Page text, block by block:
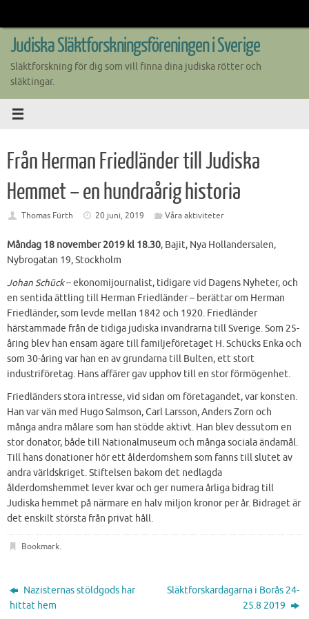
content
Judiska Släktforskningsföreningen i Sverige
Släktforskning för dig som vill finna dina judiska rötter och
släktingar.
Från Herman Friedländer till Judiska
Hemmet – en hundraårig historia
Thomas Fürth 20 juni, 2019 Våra aktiviteter
Måndag 18 november 2019 kl 18.30, Bajit, Nya Hollandersalen,
Nybrogatan 19, Stockholm
Johan Schück– ekonomijournalist, tidigare vid Dagens Nyheter, och
en sentida ättling till Herman Friedländer – berättar om Herman
Friedländer, som levde mellan 1842 och 1920. Friedländer
härstammade från de tidiga judiska invandrarna till Sverige. Som 25-
åring blev han ensam ägare till familjeföretaget H. Schücks Enka och
som 30-åring var han en av grundarna till Bulten, ett stort
industriföretag. Hans affärer gav upphov till en stor förmögenhet.
Friedländers stora intresse, vid sidan om företagandet, var konsten.
Han var vän med Hugo Salmson, Carl Larsson, Anders Zorn och
många andra målare som han stödde aktivt. Han blev dessutom en
stor donator, både till Nationalmuseum och många sociala ändamål.
Till hans donationer hör ett ålderdomshem som fanns till slutet av
andra världskriget. Stiftelsen bakom det nedlagda
ålderdomshemmet lever kvar och ger numera årliga bidrag till
Judiska hemmet på närmare en halv miljon kronor per år. Bidraget är
det enskilt största från privat håll.
Bookmark.
Nazisternas stöldgods har
hittat hem
Släktforskardagarna i Borås 24-
25.8 2019